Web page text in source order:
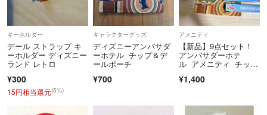
キーホルダー
デール ストラップ キ
ーホルダー ディズニー
ランド レトロ
¥300
15円相当還元(5%)
キャラクターグッズ
ディズニーアンバサダ
ーホテル チップ＆デ
ールポーチ
¥700
アメニティ
【新品】9点セット！
アンバサダーホテ
ル アメニティ チップ
¥1,400